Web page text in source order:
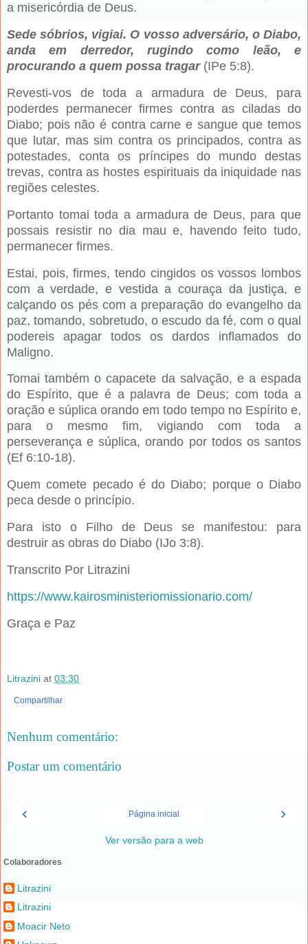
a misericórdia de Deus.
Sede sóbrios, vigiai. O vosso adversário, o Diabo,
anda em derredor, rugindo como leão, e
procurando a quem possa tragar(IPe 5:8).
Revesti-vos de toda a armadura de Deus, para
poderdes permanecer firmes contra as ciladas do
Diabo; pois não é contra carne e sangue que temos
que lutar, mas sim contra os principados, contra as
potestades, conta os príncipes do mundo destas
trevas, contra as hostes espirituais da iniquidade nas
regiões celestes.
Portanto tomai toda a armadura de Deus, para que
possais resistir no dia mau e, havendo feito tudo,
permanecer firmes.
Estai, pois, firmes, tendo cingidos os vossos lombos
com a verdade, e vestida a couraça da justiça, e
calçando os pés com a preparação do evangelho da
paz, tomando, sobretudo, o escudo da fé, com o qual
podereis apagar todos os dardos inflamados do
Maligno.
Tomai também o capacete da salvação, e a espada
do Espírito, que é a palavra de Deus; com toda a
oração e súplica orando em todo tempo no Espírito e,
para o mesmo fim, vigiando com toda a
perseverança e súplica, orando por todos os santos
(Ef 6:10-18).
Quem comete pecado é do Diabo; porque o Diabo
peca desde o princípio.
Para isto o Filho de Deus se manifestou: para
destruir as obras do Diabo (IJo 3:8).
Transcrito Por Litrazini
https://www.kairosministeriomissionario.com/
Graça e Paz
Litrazini at 03:30
Compartilhar
Nenhum comentário:
Postar um comentário
‹ ›
Página inicial
Ver versão para a web
Colaboradores
Litrazini
Litrazini
Moacir Neto